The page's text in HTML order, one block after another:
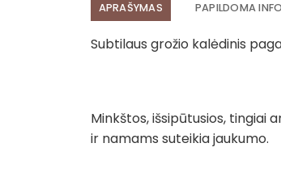
APRAŠYMAS PAPILDOMA
Subtilaus grožio kalėdinis
Minkštos, išsipūtusios, tingiai
ir namams suteikia jaukumo.